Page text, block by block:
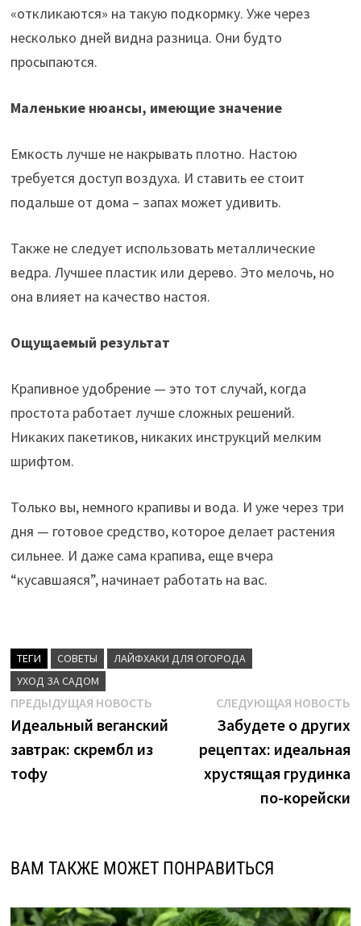
«откликаются» на такую ​​подкормку. Уже через
несколько дней видна разница. Они будто
просыпаются.
Маленькие нюансы, имеющие значение
Емкость лучше не накрывать плотно. Настою
требуется доступ воздуха. И ставить ее стоит
подальше от дома – запах может удивить.
Также не следует использовать металлические
ведра. Лучшее пластик или дерево. Это мелочь, но
она влияет на качество настоя.
Ощущаемый результат
Крапивное удобрение — это тот случай, когда
простота работает лучше сложных решений.
Никаких пакетиков, никаких инструкций мелким
шрифтом.
Только вы, немного крапивы и вода. И уже через три
дня — готовое средство, которое делает растения
сильнее. И даже сама крапива, еще вчера
“кусавшаяся”, начинает работать на вас.
ТЕГИ CОВЕТЫ
ЛАЙФХАКИ ДЛЯ ОГОРОДА
УХОД ЗА САДОМ
Навигация
по
записям
ПРЕДЫДУЩАЯ НОВОСТЬПредыдущая
новость:
Идеальный веганский
завтрак: скрембл из
тофу
СЛЕДУЮЩАЯ НОВОСТЬ
Забудете о других
рецептах: идеальная
хрустящая грудинка
по-корейски
ВАМ ТАКЖЕ МОЖЕТ ПОНРАВИТЬСЯ